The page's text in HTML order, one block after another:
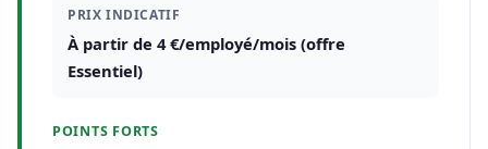
PRIX INDICATIF
À partir de 4 €/employé/mois (offre
Essentiel)
POINTS FORTS